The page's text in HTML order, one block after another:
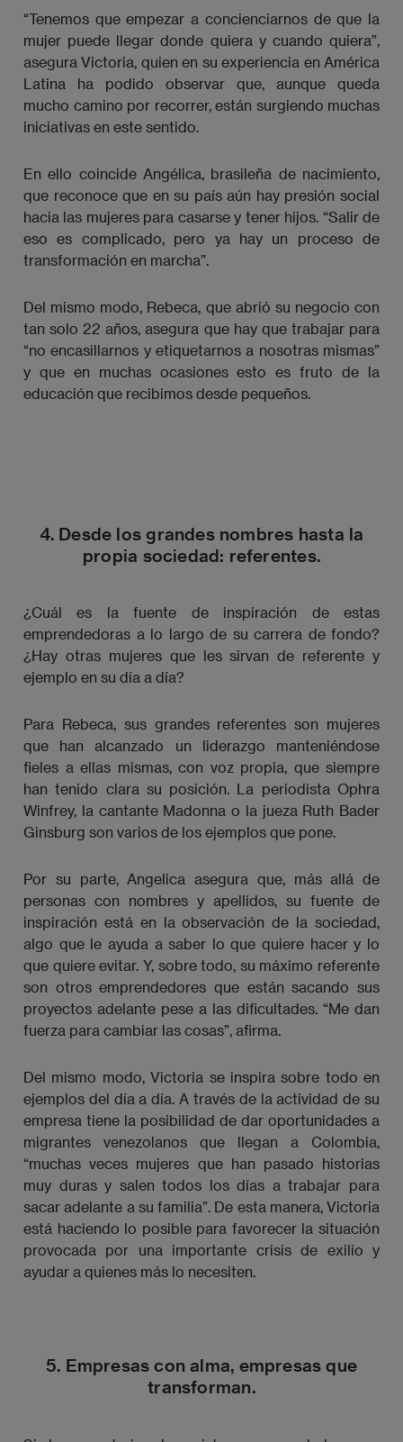
“Tenemos que empezar a concienciarnos de que la
mujer puede llegar donde quiera y cuando quiera”,
asegura Victoria, quien en su experiencia en América
Latina ha podido observar que, aunque queda
mucho camino por recorrer, están surgiendo muchas
iniciativas en este sentido.
En ello coincide Angélica, brasileña de nacimiento,
que reconoce que en su país aún hay presión social
hacia las mujeres para casarse y tener hijos. “Salir de
eso es complicado, pero ya hay un proceso de
transformación en marcha”.
Del mismo modo, Rebeca, que abrió su negocio con
tan solo 22 años, asegura que hay que trabajar para
“no encasillarnos y etiquetarnos a nosotras mismas”
y que en muchas ocasiones esto es fruto de la
educación que recibimos desde pequeños.
4. Desde los grandes nombres hasta la
propia sociedad: referentes.
¿Cuál es la fuente de inspiración de estas
emprendedoras a lo largo de su carrera de fondo?
¿Hay otras mujeres que les sirvan de referente y
ejemplo en su día a día?
Para Rebeca, sus grandes referentes son mujeres
que han alcanzado un liderazgo manteniéndose
fieles a ellas mismas, con voz propia, que siempre
han tenido clara su posición. La periodista Ophra
Winfrey, la cantante Madonna o la jueza Ruth Bader
Ginsburg son varios de los ejemplos que pone.
Por su parte, Angelica asegura que, más allá de
personas con nombres y apellidos, su fuente de
inspiración está en la observación de la sociedad,
algo que le ayuda a saber lo que quiere hacer y lo
que quiere evitar. Y, sobre todo, su máximo referente
son otros emprendedores que están sacando sus
proyectos adelante pese a las dificultades. “Me dan
fuerza para cambiar las cosas”, afirma.
Del mismo modo, Victoria se inspira sobre todo en
ejemplos del día a día. A través de la actividad de su
empresa tiene la posibilidad de dar oportunidades a
migrantes venezolanos que llegan a Colombia,
“muchas veces mujeres que han pasado historias
muy duras y salen todos los días a trabajar para
sacar adelante a su familia”. De esta manera, Victoria
está haciendo lo posible para favorecer la situación
provocada por una importante crisis de exilio y
ayudar a quienes más lo necesiten.
5. Empresas con alma, empresas que
transforman.